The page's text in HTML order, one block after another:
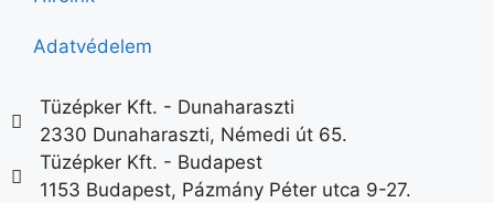
Adatvédelem
Tüzépker Kft. - Dunaharaszti
2330 Dunaharaszti, Némedi út 65.
Tüzépker Kft. - Budapest
1153 Budapest, Pázmány Péter utca 9-27.